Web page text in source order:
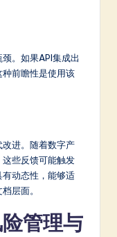
。如果API集成出
前瞻性是使用该
进。随着数字产
些反馈可能触发
动态性，能够适
层面。
管理与